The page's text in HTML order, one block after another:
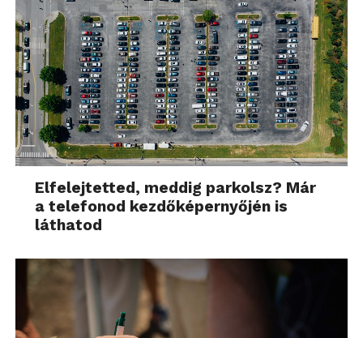
Elfelejtetted, meddig parkolsz? Már
a telefonod kezdőképernyőjén is
láthatod